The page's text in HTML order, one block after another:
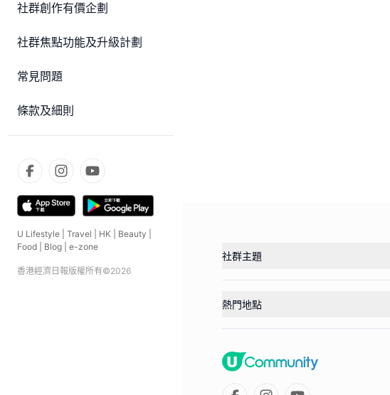
社群創作有價企劃
社群焦點功能及升級計劃
常見問題
條款及細則
U Lifestyle Travel HK Beauty
Food
Blog e-zone
香港經濟日報版權所有©2026
社群主題
熱門地點